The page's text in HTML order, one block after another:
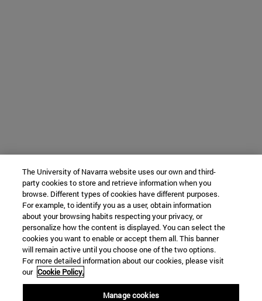
The University of Navarra website uses our own and third-
party cookies to store and retrieve information when you
browse. Different types of cookies have different purposes.
For example, to identify you as a user, obtain information
about your browsing habits respecting your privacy, or
personalize how the content is displayed. You can select the
cookies you want to enable or accept them all. This banner
will remain active until you choose one of the two options.
For more detailed information about our cookies, please visit
our Cookie Policy.
Manage cookies